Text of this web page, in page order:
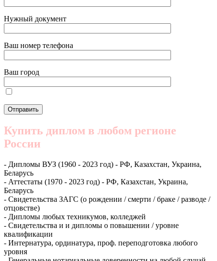
Нужный документ
Ваш номер телефона
Ваш город
Купить диплом в любом регионе
России
- Дипломы ВУЗ (1960 - 2023 год) - РФ, Казахстан, Украина,
Беларусь
- Аттестаты (1970 - 2023 год) - РФ, Казахстан, Украина,
Беларусь
- Свидетельства ЗАГС (о рождении / смерти / браке / разводе /
отцовстве)
- Дипломы любых техникумов, колледжей
- Свидетельства и и дипломы о повышении / уровне
квалификации
- Интернатура, ординатура, проф. переподготовка любого
уровня